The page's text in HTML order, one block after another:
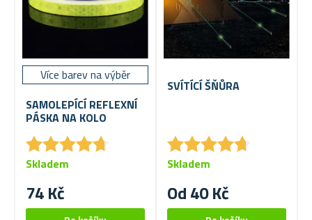
Více barev na výběr
SAMOLEPÍCÍ REFLEXNÍ
PÁSKA NA KOLO
★★★★★
★★★★★
74 Kč
Skladem
SVÍTÍCÍ ŠŇŮRA
★★★★★
★★★★★
Od 40 Kč
Skladem